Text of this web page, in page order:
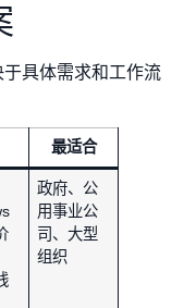
具体需求和工作流
最适合
政府、公
用事业公
司、大型
组织